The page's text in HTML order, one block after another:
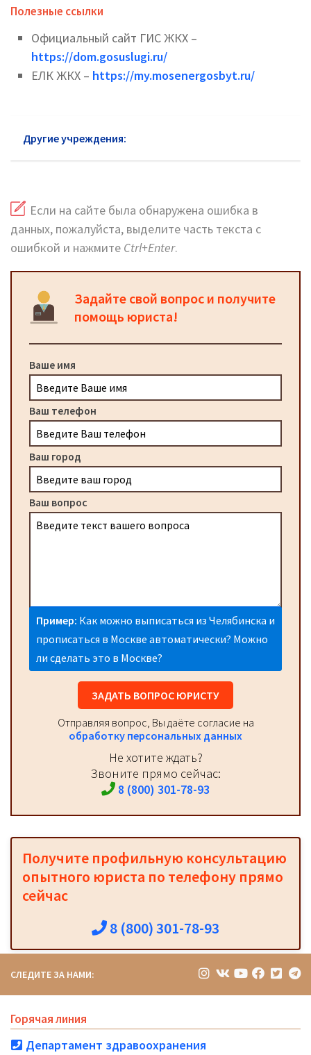
Полезные ссылки
Официальный сайт ГИС ЖКХ –
https://dom.gosuslugi.ru/
ЕЛК ЖКХ – https://my.mosenergosbyt.ru/
Другие учреждения:
Если на сайте была обнаружена ошибка в
данных, пожалуйста, выделите часть текста с
ошибкой и нажмите Ctrl+Enter.
Задайте свой вопрос и получите
помощь юриста!
Ваше имя
Ваш телефон
Ваш город
Ваш вопрос
Пример: Как можно выписаться из Челябинска и
прописаться в Москве автоматически? Можно
ли сделать это в Москве?
ЗАДАТЬ ВОПРОС ЮРИСТУ
Отправляя вопрос, Вы даёте согласие на
обработку персональных данных
Не хотите ждать?
Звоните прямо сейчас:
8 (800) 301-78-93
Получите профильную консультацию
опытного юриста по телефону прямо
сейчас
8 (800) 301-78-93
СЛЕДИТЕ ЗА НАМИ:
Горячая линия
Департамент здравоохранения